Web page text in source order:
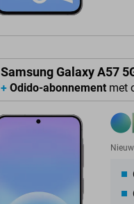
Samsung Galaxy A57
+ Odido-abonnement met